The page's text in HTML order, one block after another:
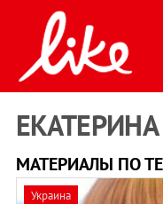
МАТЕРИАЛЫ ПО
Украина